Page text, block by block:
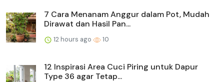
7 Cara Menanam Anggur dalam Pot, Mudah
Dirawat dan Hasil Pan...
12 hours ago 10
12 Inspirasi Area Cuci Piring untuk Dapur
Type 36 agar Tetap...